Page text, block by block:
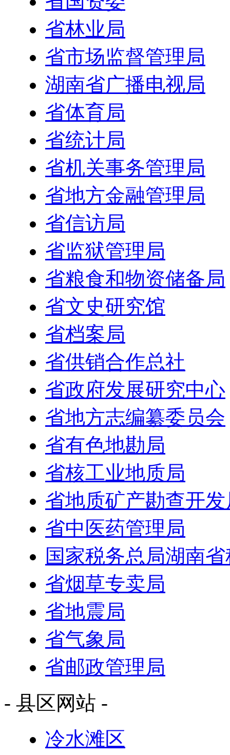
省林业局
省市场监督管理局
湖南省广播电视局
省体育局
省统计局
省机关事务管理局
省地方金融管理局
省信访局
省监狱管理局
省粮食和物资储备局
省文史研究馆
省档案局
省供销合作总社
省政府发展研究中心
省地方志编纂委员会
省有色地勘局
省核工业地质局
省地质矿产勘查开发
省中医药管理局
国家税务总局湖南
省烟草专卖局
省地震局
省气象局
省邮政管理局
- 县区网站 -
冷水滩区